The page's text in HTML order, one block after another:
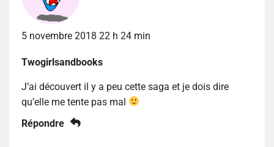
5 novembre 2018 22 h 24 min
Twogirlsandbooks
J’ai découvert il y a peu cette saga et je dois dire
qu’elle me tente pas mal
Répondre